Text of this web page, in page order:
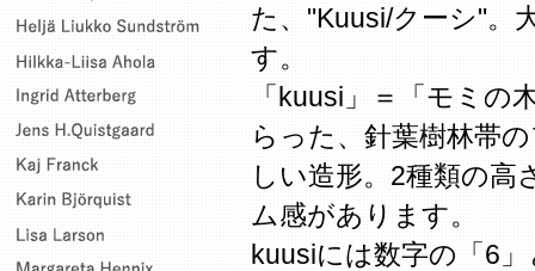
た、"Kuusi/クーシ"。
す。
「kuusi」＝「モミの
らった、針葉樹林帯
しい造形。2種類の高
ム感があります。
kuusiには数字の「6